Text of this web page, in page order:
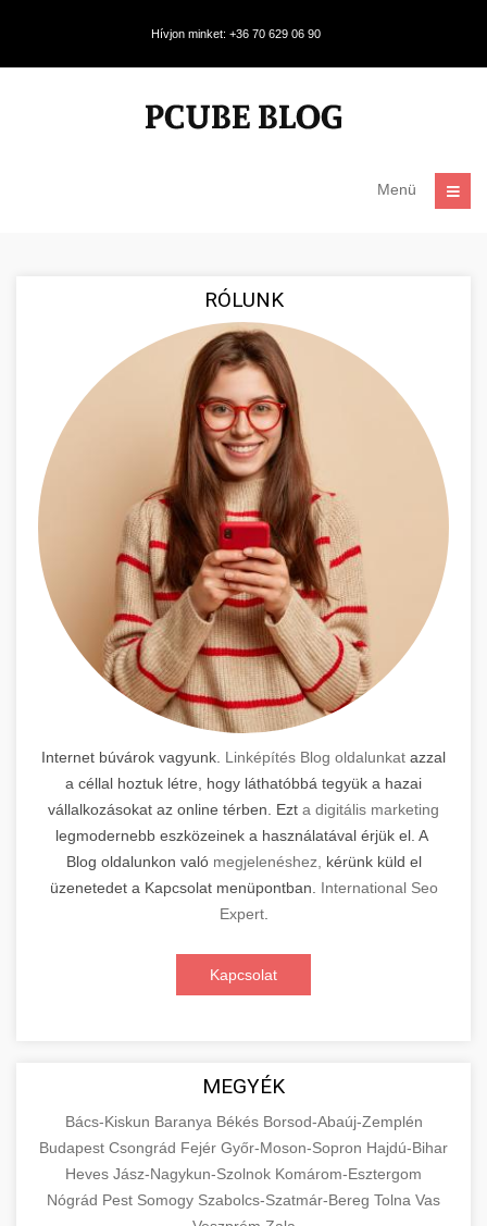
Hívjon minket: +36 70 629 06 90
Menü
RÓLUNK
Internet búvárok vagyunk. Linképítés Blog oldalunkat azzal
a céllal hoztuk létre, hogy láthatóbbá tegyük a hazai
vállalkozásokat az online térben. Ezt a digitális marketing
legmodernebb eszközeinek a használatával érjük el. A
Blog oldalunkon való megjelenéshez,
kérünk küld el
üzenetedet a Kapcsolat menüpontban. International Seo
Expert.
Kapcsolat
MEGYÉK
Bács-Kiskun Baranya Békés Borsod-Abaúj-Zemplén
Budapest Csongrád Fejér Győr-Moson-Sopron Hajdú-Bihar
Heves Jász-Nagykun-Szolnok Komárom-Esztergom
Nógrád Pest Somogy Szabolcs-Szatmár-Bereg Tolna Vas